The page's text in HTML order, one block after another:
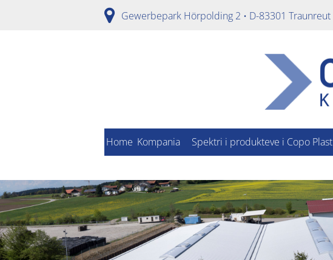
Gewerbepark Hörpolding 2 • D-83301 Traunreut
Home Kompania Spektri i produkteve i Copo Plast